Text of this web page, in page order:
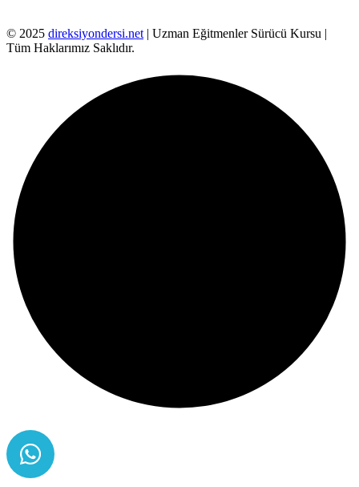
© 2025 direksiyondersi.net | Uzman Eğitmenler Sürücü Kursu |
Tüm Haklarımız Saklıdır.